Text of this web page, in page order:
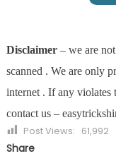
Disclaimer– we are
scanned . We are only
internet . If any violates
contact us –
Post Views: 61,992
Share